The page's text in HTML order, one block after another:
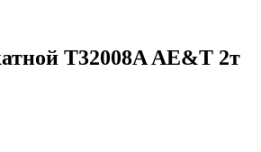
T32008A AE&T 2т